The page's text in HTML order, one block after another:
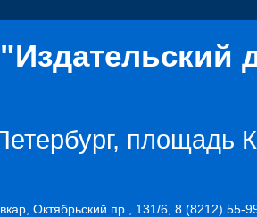
площадь
Октябрьский пр., 131/6, 8 (8212) 55-